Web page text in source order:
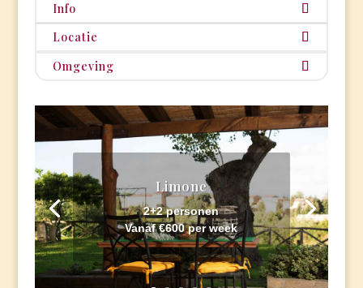
Info
Locatie
Omgeving
Limone
2+2 personen
Vanaf €600 per week